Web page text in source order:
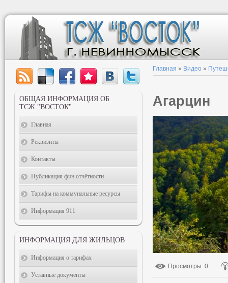
Главная » Видео »
Агарцин
Просмотры: 0
ОБЩАЯ ИНФОРМАЦИЯ ОБ
ТСЖ "ВОСТОК"
Главная
Реквизиты
Контакты
Публикация фин.отчётности
Тарифы на коммунальные ресурсы
Информация 911
ИНФОРМАЦИЯ ДЛЯ ЖИЛЬЦОВ
Информация о тарифах
Уставные документы